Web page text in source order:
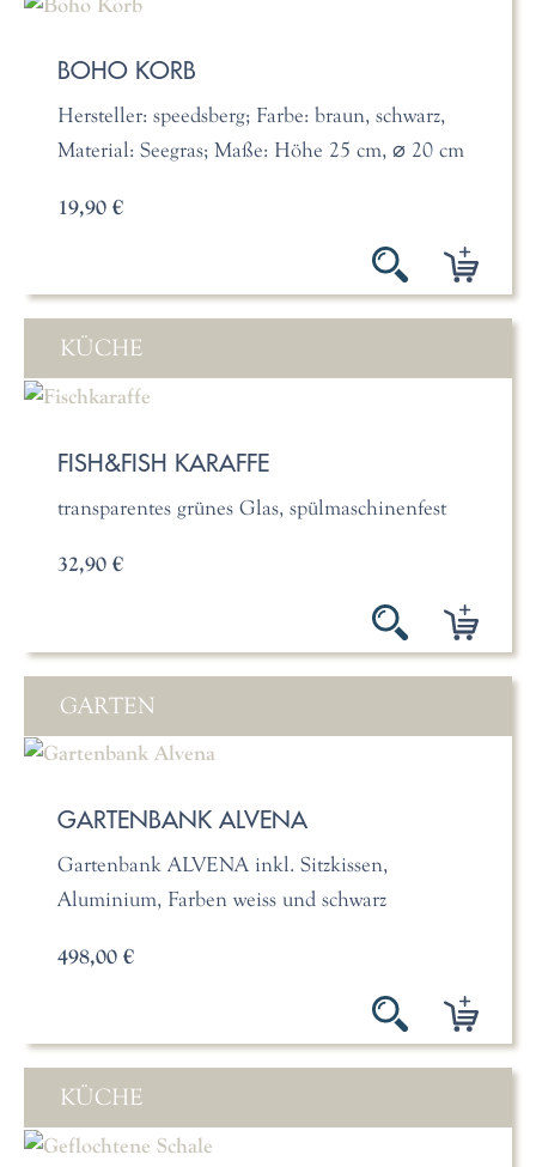
BOHO KORB
Hersteller: speedsberg; Farbe: braun, schwarz,
Material: Seegras; Maße: Höhe 25 cm, ⌀ 20 cm
19,90 €
KÜCHE
FISH&FISH KARAFFE
transparentes grünes Glas, spülmaschinenfest
32,90 €
GARTEN
GARTENBANK ALVENA
Gartenbank ALVENA inkl. Sitzkissen,
Aluminium, Farben weiss und schwarz
498,00 €
KÜCHE